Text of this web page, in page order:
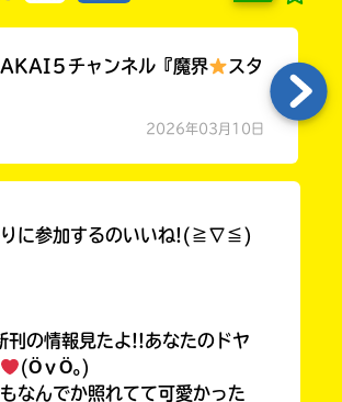
５チャンネル『魔界
スタ
2026年03月10日
りに参加するのいいね!(≧∇≦)
刊の情報見たよ!!あなたのドヤ
(ӦｖӦ｡)
なんでか照れてて可愛かった